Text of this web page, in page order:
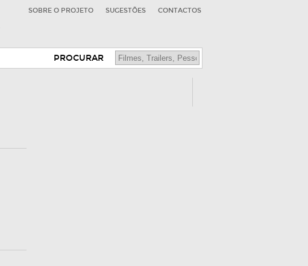
SOBRE O PROJETO SUGESTÕES CONTACTOS
PROCURAR